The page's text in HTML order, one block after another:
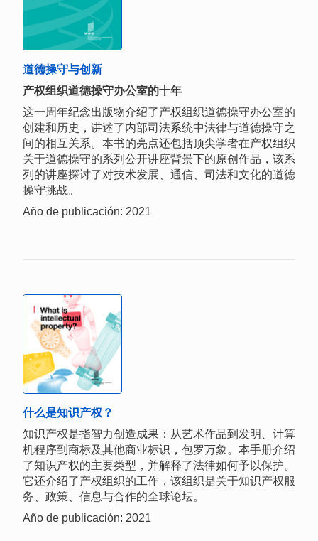
道德操守与创新
产权组织道德操守办公室的十年
这一周年纪念出版物介绍了产权组织道德操守办公室的
创建和历史，讲述了内部司法系统中法律与道德操守之
间的相互关系。本书的亮点还包括顶尖学者在产权组织
关于道德操守的系列公开讲座背景下的原创作品，该系
列的讲座探讨了对技术发展、通信、司法和文化的道德
操守挑战。
Año de publicación: 2021
什么是知识产权？
知识产权是指智力创造成果：从艺术作品到发明、计算
机程序到商标及其他商业标识，包罗万象。本手册介绍
了知识产权的主要类型，并解释了法律如何予以保护。
它还介绍了产权组织的工作，该组织是关于知识产权服
务、政策、信息与合作的全球论坛。
Año de publicación: 2021